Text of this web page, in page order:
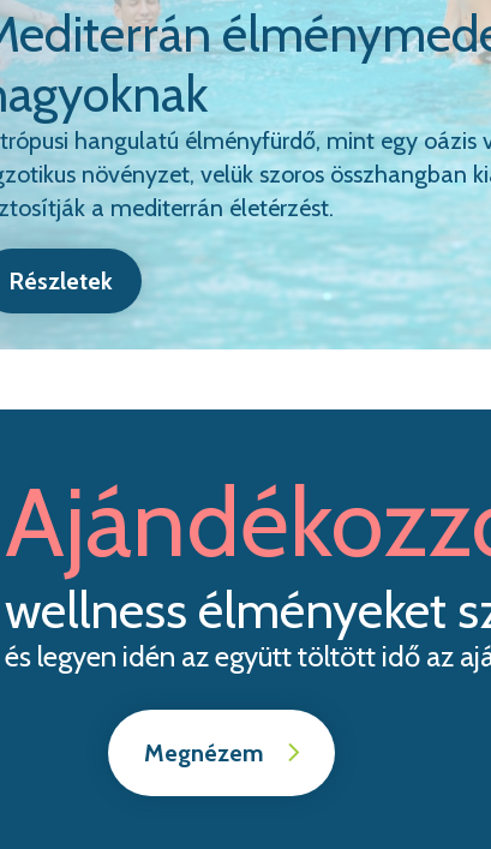
egy olyan atmoszférát teremt
és a nyugalomra késztet, valamint
és a lélek együtt!
Részletek
wellness élményeket
és legyen idén az együtt töltött idő az
Megnézem